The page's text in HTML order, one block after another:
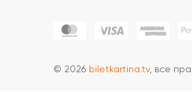
© 2026 biletkartina.tv, все